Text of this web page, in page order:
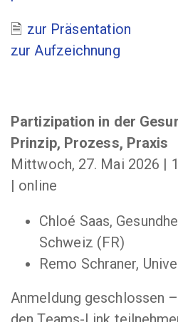
zur Präsentation
zur Aufzeichnung
Partizipation in der
Prinzip, Prozess, Praxis
Mittwoch, 27. Mai 2026 |
| online
Chloé Saas,
Schweiz (FR)
Remo Schraner,
Anmeldung geschlossen